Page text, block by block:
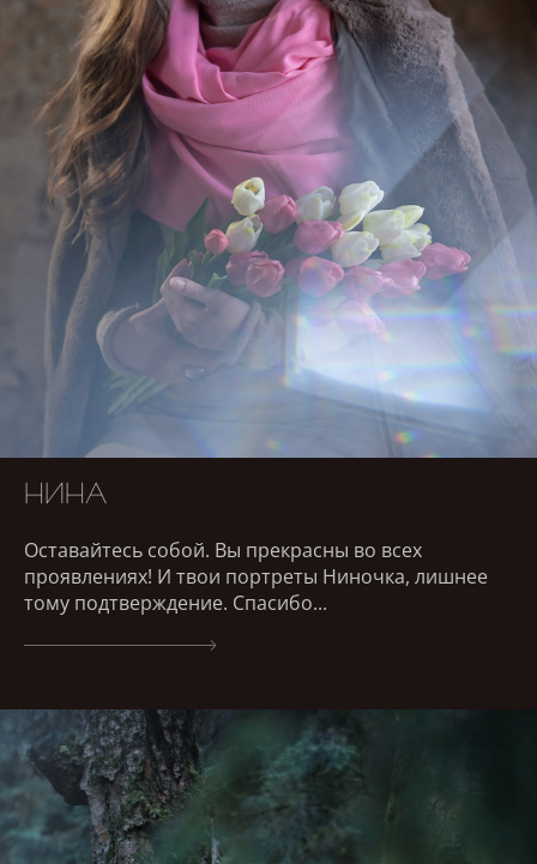
НИНА
Оставайтесь собой. Вы прекрасны во всех
проявлениях! И твои портреты Ниночка, лишнее
тому подтверждение. Спасибо...